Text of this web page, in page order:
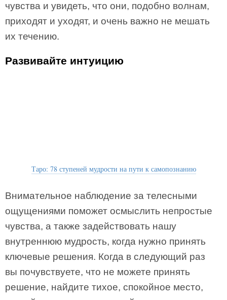
чувства и увидеть, что они, подобно волнам,
приходят и уходят, и очень важно не мешать
их течению.
Развивайте интуицию
Таро: 78 ступеней мудрости на пути к самопознанию
Внимательное наблюдение за телесными
ощущениями поможет осмыслить непростые
чувства, а также задействовать нашу
внутреннюю мудрость, когда нужно принять
ключевые решения. Когда в следующий раз
вы почувствуете, что не можете принять
решение, найдите тихое, спокойное место,